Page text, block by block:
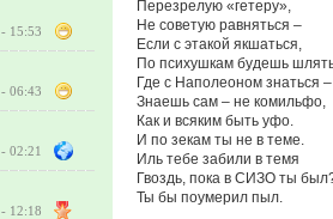
- 15:53
- 06:43
- 02:21
- 12:18
Перезрелую «гетеру»,
Не советую равняться –
Если с этакой якшаться,
По психушкам будешь
Где с Наполеоном знаться –
Знаешь сам – не комильфо,
Как и всяким быть уфо.
И по зекам ты не в теме.
Иль тебе забили в темя
Гвоздь, пока в СИЗО ты
Ты бы поумерил пыл.